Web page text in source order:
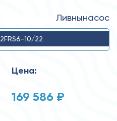
Ливнынасос
2FRS6-10/22
Цена:
169 586 ₽